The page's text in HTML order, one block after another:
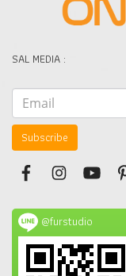
SAL MEDIA :
Subscribe
@furstudio